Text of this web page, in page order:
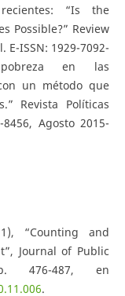
“Is the
Possible?” Review
E-ISSN: 1929-7092-
en las
un método que
Revista Políticas
8456, Agosto 2015-
“Counting and
Journal of Public
476-487, en
.